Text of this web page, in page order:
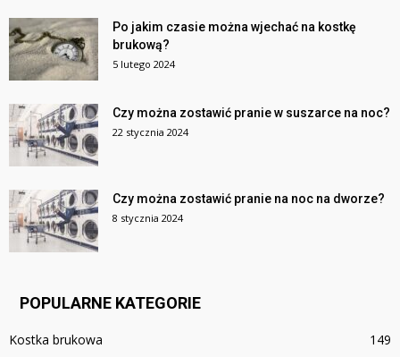
Po jakim czasie można wjechać na kostkę
brukową?
5 lutego 2024
Czy można zostawić pranie w suszarce na noc?
22 stycznia 2024
Czy można zostawić pranie na noc na dworze?
8 stycznia 2024
POPULARNE KATEGORIE
Kostka brukowa
149